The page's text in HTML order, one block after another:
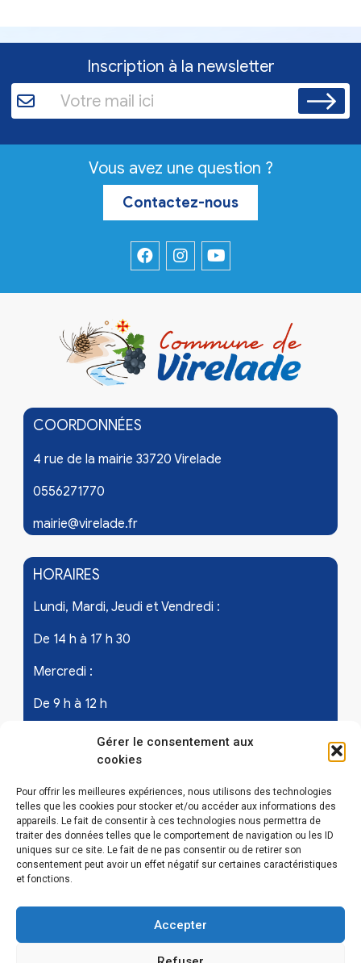
Gérer le consentement aux
cookies
Pour offrir les meilleures expériences, nous utilisons des technologies
telles que les cookies pour stocker et/ou accéder aux informations des
appareils. Le fait de consentir à ces technologies nous permettra de
traiter des données telles que le comportement de navigation ou les ID
uniques sur ce site. Le fait de ne pas consentir ou de retirer son
consentement peut avoir un effet négatif sur certaines caractéristiques
et fonctions.
Accepter
Inscription à la newsletter
Vous avez une question ?
Contactez-nous
COORDONNÉES
4 rue de la mairie 33720 Virelade
0556271770
mairie@virelade.fr
HORAIRES
Lundi, Mardi, Jeudi et Vendredi :
De 14 h à 17 h 30
Mercredi :
De 9 h à 12 h
Samedi - les 1er et 3ème de chaque mois :
De 9 h à 12 h
LIENS UTILES
Mentions légales
Politique de confidentialité